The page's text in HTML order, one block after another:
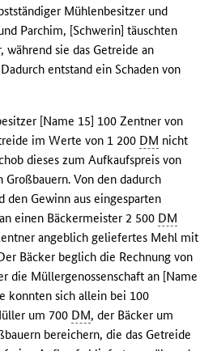
Mühlenbesitzer und
Parchim, [Schwerin] täuschten
sie das Getreide an
entstand ein Schaden von
[Name 15] 100 Zentner von
im Werte von 1 200 DM nicht
dieses zum Aufkaufspreis von
Großbauern. Von den dadurch
den Gewinn aus eingesparten
einen Bäckermeister 2 500 DM
angeblich geliefertes Mehl mit
Bäcker beglich die Rechnung von
die Müllergenossenschaft an [Name
konnten sich allein bei 100
um 700 DM, der Bäcker um
bereichern, die das Getreide